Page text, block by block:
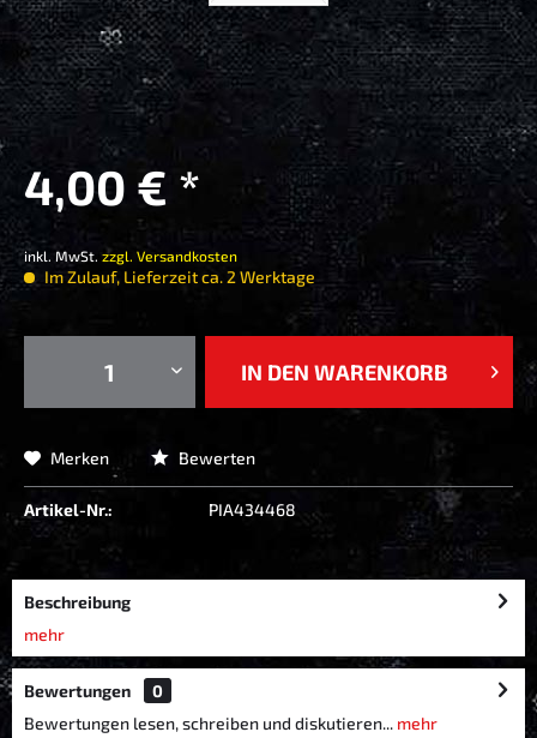
4,00 € *
inkl. MwSt. zzgl. Versandkosten
Im Zulauf, Lieferzeit ca. 2 Werktage
IN DEN WARENKORB
Merken Bewerten
Artikel-Nr.: PIA434468
Beschreibung
mehr
Bewertungen
0
Bewertungen lesen, schreiben und diskutieren... mehr